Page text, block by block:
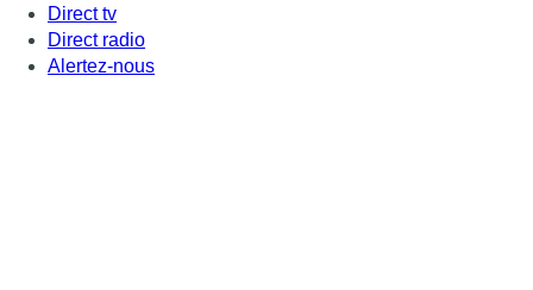
Direct tv
Direct radio
Alertez-nous